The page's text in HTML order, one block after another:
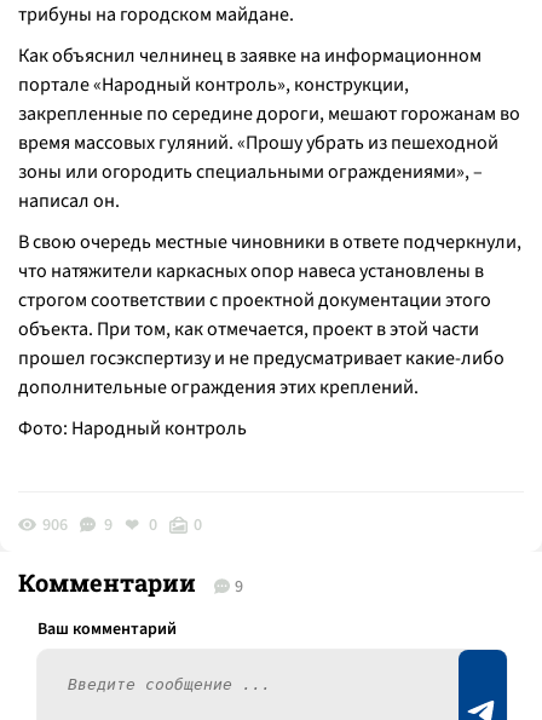
трибуны на городском майдане.
Как объяснил челнинец в заявке на информационном
портале «Народный контроль», конструкции,
закрепленные по середине дороги, мешают горожанам во
время массовых гуляний. «Прошу убрать из пешеходной
зоны или огородить специальными ограждениями», –
написал он.
В свою очередь местные чиновники в ответе подчеркнули,
что натяжители каркасных опор навеса установлены в
строгом соответствии с проектной документации этого
объекта. При том, как отмечается, проект в этой части
прошел госэкспертизу и не предусматривает какие-либо
дополнительные ограждения этих креплений.
Фото: Народный контроль
906 9 0 0
Комментарии 9